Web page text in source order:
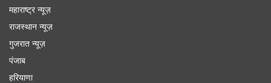
महाराष्ट्र न्यूज़
राजस्थान न्यूज़
गुजरात न्यूज़
पंजाब
हरियाणा